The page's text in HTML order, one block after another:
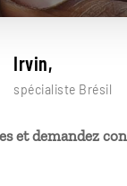
Irvin,
spécialiste Brésil
et demandez